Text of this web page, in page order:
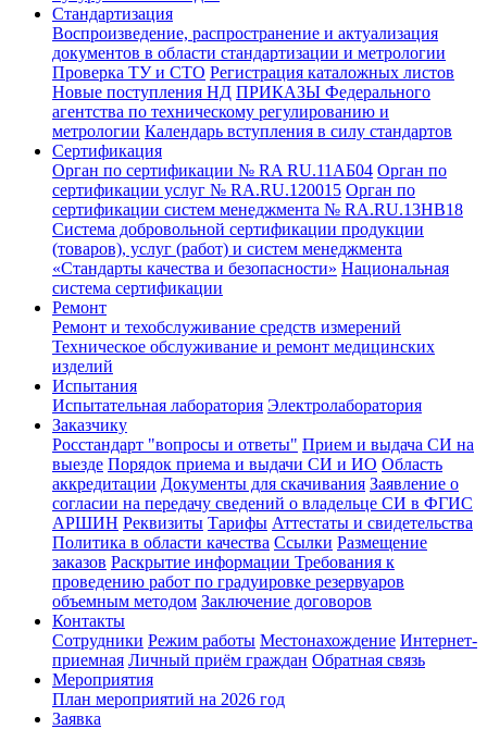
Стандартизация
Воспроизведение, распространение и актуализация
документов в области стандартизации и метрологии
Проверка ТУ и СТО Регистрация каталожных листов
Новые поступления НД ПРИКАЗЫ Федерального
агентства по техническому регулированию и
метрологии Календарь вступления в силу стандартов
Сертификация
Орган по сертификации № RA RU.11АБ04 Орган по
сертификации услуг № RA.RU.120015 Орган по
сертификации систем менеджмента № RA.RU.13HB18
Система добровольной сертификации продукции
(товаров), услуг (работ) и систем менеджмента
«Стандарты качества и безопасности» Национальная
система сертификации
Ремонт
Ремонт и техобслуживание средств измерений
Техническое обслуживание и ремонт медицинских
изделий
Испытания
Испытательная лаборатория Электролаборатория
Заказчику
Росстандарт "вопросы и ответы" Прием и выдача СИ на
выезде Порядок приема и выдачи СИ и ИО Область
аккредитации Документы для скачивания Заявление о
согласии на передачу сведений о владельце СИ в ФГИС
АРШИН Реквизиты Тарифы Аттестаты и свидетельства
Политика в области качества Ссылки Размещение
заказов Раскрытие информации Требования к
проведению работ по градуировке резервуаров
объемным методом Заключение договоров
Контакты
Сотрудники Режим работы Местонахождение Интернет-
приемная Личный приём граждан Обратная связь
Мероприятия
План мероприятий на 2026 год
Заявка